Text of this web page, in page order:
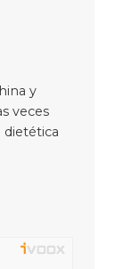
y
veces
dietética